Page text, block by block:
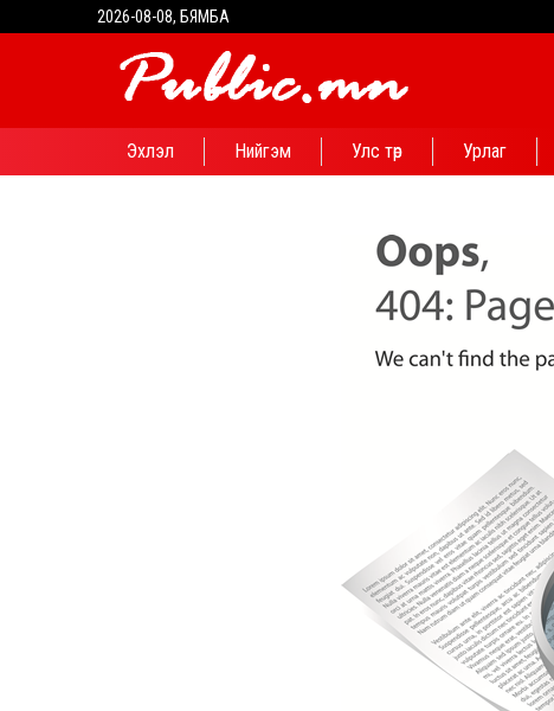
2026-08-08, БЯМБА
Эхлэл Нийгэм Улс төр Урлаг